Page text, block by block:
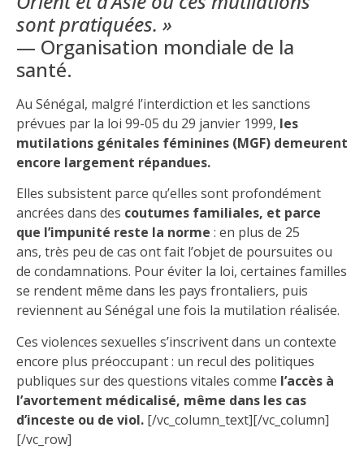
sont pratiquées. »
— Organisation mondiale de la
santé.
Au Sénégal, malgré l’interdiction et les sanctions
prévues par la loi 99-05 du 29 janvier 1999, les
mutilations génitales féminines (MGF) demeurent
encore largement répandues.
Elles subsistent parce qu’elles sont profondément
ancrées dans des coutumes familiales, et parce
que l’impunité reste la norme : en plus de 25
ans, très peu de cas ont fait l’objet de poursuites ou
de condamnations. Pour éviter la loi, certaines familles
se rendent même dans les pays frontaliers, puis
reviennent au Sénégal une fois la mutilation réalisée.
Ces violences sexuelles s’inscrivent dans un contexte
encore plus préoccupant : un recul des politiques
publiques sur des questions vitales comme l’accès à
l’avortement médicalisé, même dans les cas
d’inceste ou de viol. [/vc_column_text][/vc_column]
[/vc_row]